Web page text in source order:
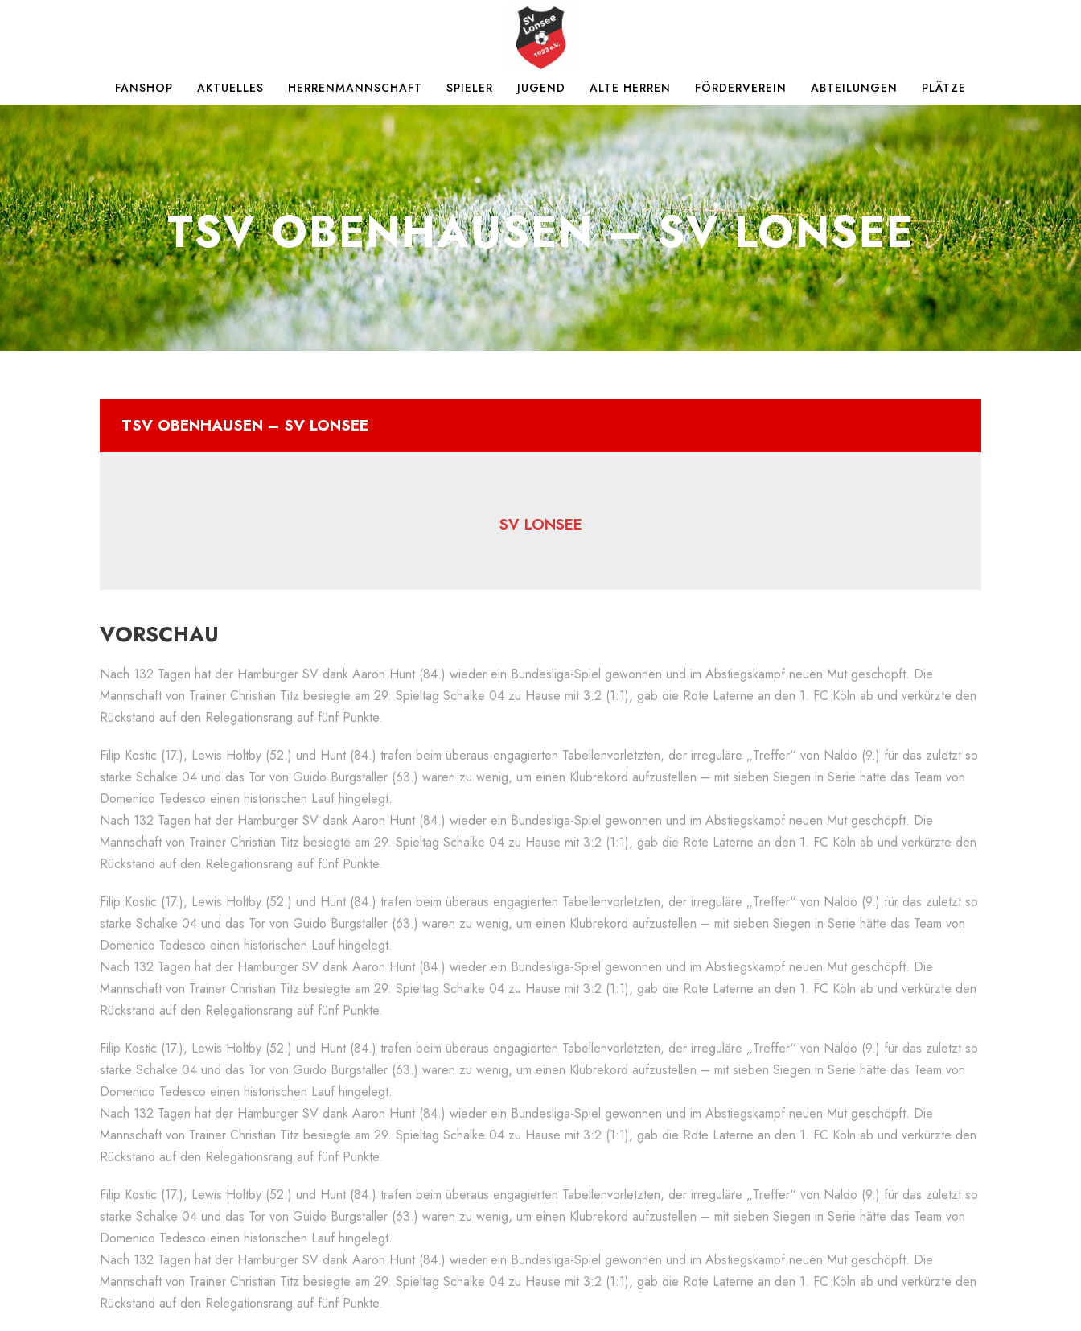
FANSHOP AKTUELLES HERRENMANNSCHAFT SPIELER JUGEND ALTE HERREN FÖRDERVEREIN ABTEILUNGEN PLÄTZE
TSV OBENHAUSEN – SV LONSEE
TSV OBENHAUSEN – SV LONSEE
SV LONSEE
VORSCHAU
Nach 132 Tagen hat der Hamburger SV dank Aaron Hunt (84.) wieder ein Bundesliga-Spiel gewonnen und im Abstiegskampf neuen Mut geschöpft. Die
Mannschaft von Trainer Christian Titz besiegte am 29. Spieltag Schalke 04 zu Hause mit 3:2 (1:1), gab die Rote Laterne an den 1. FC Köln ab und verkürzte den
Rückstand auf den Relegationsrang auf fünf Punkte.
Filip Kostic (17.), Lewis Holtby (52.) und Hunt (84.) trafen beim überaus engagierten Tabellenvorletzten, der irreguläre „Treffer“ von Naldo (9.) für das zuletzt so
starke Schalke 04 und das Tor von Guido Burgstaller (63.) waren zu wenig, um einen Klubrekord aufzustellen – mit sieben Siegen in Serie hätte das Team von
Domenico Tedesco einen historischen Lauf hingelegt.
Nach 132 Tagen hat der Hamburger SV dank Aaron Hunt (84.) wieder ein Bundesliga-Spiel gewonnen und im Abstiegskampf neuen Mut geschöpft. Die
Mannschaft von Trainer Christian Titz besiegte am 29. Spieltag Schalke 04 zu Hause mit 3:2 (1:1), gab die Rote Laterne an den 1. FC Köln ab und verkürzte den
Rückstand auf den Relegationsrang auf fünf Punkte.
Filip Kostic (17.), Lewis Holtby (52.) und Hunt (84.) trafen beim überaus engagierten Tabellenvorletzten, der irreguläre „Treffer“ von Naldo (9.) für das zuletzt so
starke Schalke 04 und das Tor von Guido Burgstaller (63.) waren zu wenig, um einen Klubrekord aufzustellen – mit sieben Siegen in Serie hätte das Team von
Domenico Tedesco einen historischen Lauf hingelegt.
Nach 132 Tagen hat der Hamburger SV dank Aaron Hunt (84.) wieder ein Bundesliga-Spiel gewonnen und im Abstiegskampf neuen Mut geschöpft. Die
Mannschaft von Trainer Christian Titz besiegte am 29. Spieltag Schalke 04 zu Hause mit 3:2 (1:1), gab die Rote Laterne an den 1. FC Köln ab und verkürzte den
Rückstand auf den Relegationsrang auf fünf Punkte.
Filip Kostic (17.), Lewis Holtby (52.) und Hunt (84.) trafen beim überaus engagierten Tabellenvorletzten, der irreguläre „Treffer“ von Naldo (9.) für das zuletzt so
starke Schalke 04 und das Tor von Guido Burgstaller (63.) waren zu wenig, um einen Klubrekord aufzustellen – mit sieben Siegen in Serie hätte das Team von
Domenico Tedesco einen historischen Lauf hingelegt.
Nach 132 Tagen hat der Hamburger SV dank Aaron Hunt (84.) wieder ein Bundesliga-Spiel gewonnen und im Abstiegskampf neuen Mut geschöpft. Die
Mannschaft von Trainer Christian Titz besiegte am 29. Spieltag Schalke 04 zu Hause mit 3:2 (1:1), gab die Rote Laterne an den 1. FC Köln ab und verkürzte den
Rückstand auf den Relegationsrang auf fünf Punkte.
Filip Kostic (17.), Lewis Holtby (52.) und Hunt (84.) trafen beim überaus engagierten Tabellenvorletzten, der irreguläre „Treffer“ von Naldo (9.) für das zuletzt so
starke Schalke 04 und das Tor von Guido Burgstaller (63.) waren zu wenig, um einen Klubrekord aufzustellen – mit sieben Siegen in Serie hätte das Team von
Domenico Tedesco einen historischen Lauf hingelegt.
Nach 132 Tagen hat der Hamburger SV dank Aaron Hunt (84.) wieder ein Bundesliga-Spiel gewonnen und im Abstiegskampf neuen Mut geschöpft. Die
Mannschaft von Trainer Christian Titz besiegte am 29. Spieltag Schalke 04 zu Hause mit 3:2 (1:1), gab die Rote Laterne an den 1. FC Köln ab und verkürzte den
Rückstand auf den Relegationsrang auf fünf Punkte.